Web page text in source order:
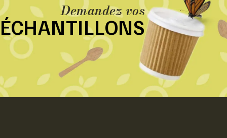
Demandez vos
ÉCHANTILLONS